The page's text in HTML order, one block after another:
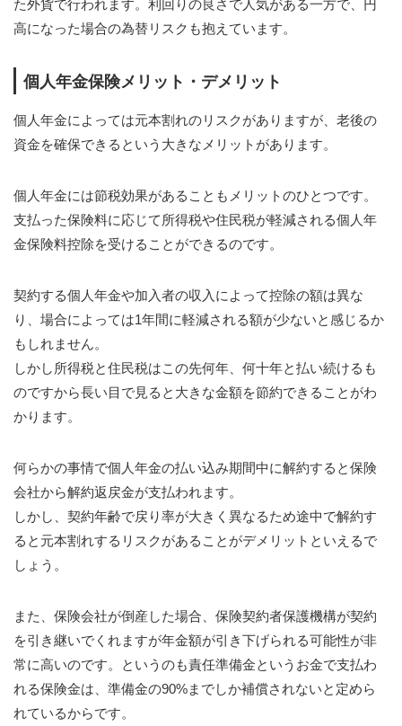
た外貨で行われます。利回りの良さで人気がある一方で、円
高になった場合の為替リスクも抱えています。
個人年金保険メリット・デメリット
個人年金によっては元本割れのリスクがありますが、老後の
資金を確保できるという大きなメリットがあります。
個人年金には節税効果があることもメリットのひとつです。
支払った保険料に応じて所得税や住民税が軽減される個人年
金保険料控除を受けることができるのです。
契約する個人年金や加入者の収入によって控除の額は異な
り、場合によっては1年間に軽減される額が少ないと感じるか
もしれません。
しかし所得税と住民税はこの先何年、何十年と払い続けるも
のですから長い目で見ると大きな金額を節約できることがわ
かります。
何らかの事情で個人年金の払い込み期間中に解約すると保険
会社から解約返戻金が支払われます。
しかし、契約年齢で戻り率が大きく異なるため途中で解約す
ると元本割れするリスクがあることがデメリットといえるで
しょう。
また、保険会社が倒産した場合、保険契約者保護機構が契約
を引き継いでくれますが年金額が引き下げられる可能性が非
常に高いのです。というのも責任準備金というお金で支払わ
れる保険金は、準備金の90%までしか補償されないと定めら
れているからです。